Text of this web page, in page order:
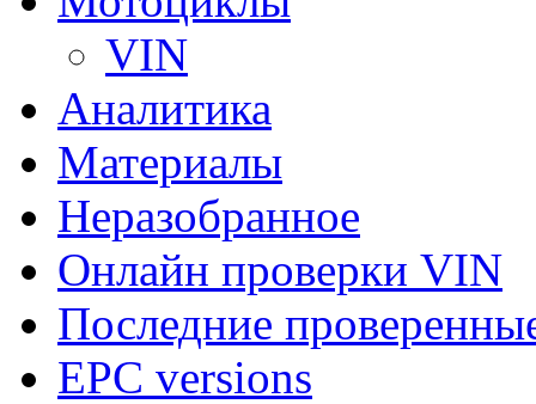
VIN
Аналитика
Материалы
Неразобранное
Онлайн проверки VIN
Последние
EPC versions